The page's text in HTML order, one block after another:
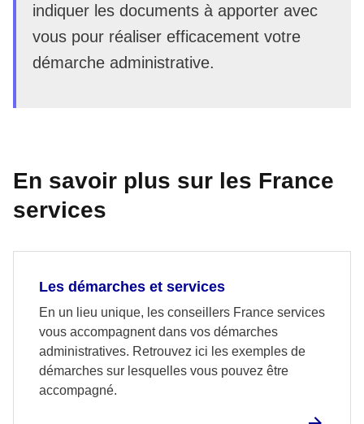
indiquer les documents à apporter avec
vous pour réaliser efficacement votre
démarche administrative.
En savoir plus sur les France
services
Les démarches et services
En un lieu unique, les conseillers France services
vous accompagnent dans vos démarches
administratives. Retrouvez ici les exemples de
démarches sur lesquelles vous pouvez être
accompagné.